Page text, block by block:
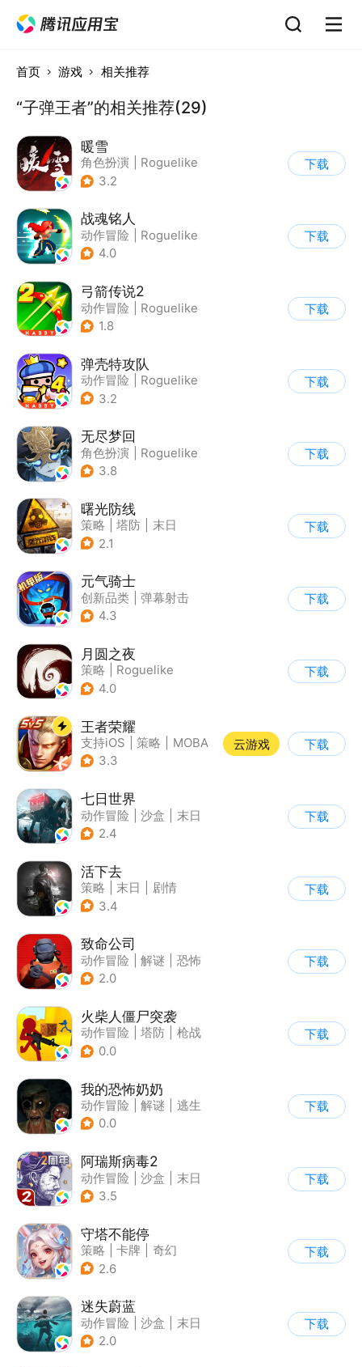
首页 游戏 相关推荐
“子弹王者”的相关推荐(29)
暖雪
角色扮演
Roguelike
| 奇幻
3.2
下载
战魂铭人
动作冒险
Roguelike
| 冒险
4.0
下载
弓箭传说2
动作冒险
Roguelike
| 无双割草
1.8
下载
弹壳特攻队
动作冒险
Roguelike
| 冒险
3.2
下载
无尽梦回
角色扮演
Roguelike
| 冒险
3.8
下载
曙光防线
策略 塔防
末日
| 欧美风
2.1
下载
元气骑士
创新品类
弹幕射击
| 地牢
4.3
下载
月圆之夜
策略
Roguelike
| 童话
4.0
下载
王者荣耀
支持iOS 策略
MOBA
| 奇幻
3.3
云游戏 下载
七日世界
动作冒险 沙盒
末日
| 开放世界
2.4
下载
活下去
策略 末日
剧情
| 暗黑
3.4
下载
致命公司
动作冒险 解谜
恐怖
| 欧美风
2.0
下载
火柴人僵尸突袭
动作冒险 塔防
枪战
| 挑战破纪录
0.0
下载
我的恐怖奶奶
动作冒险 解谜
逃生
| 写实
0.0
下载
阿瑞斯病毒2
动作冒险 沙盒
末日
| 剧情
3.5
下载
守塔不能停
策略 卡牌
奇幻
| 动漫
2.6
下载
迷失蔚蓝
动作冒险 沙盒
末日
| 开放世界
2.0
下载